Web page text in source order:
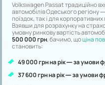
Volkswagen Passat традиційно
автомобілів Одеського
поїздок, так і для
Взявши для розрахунку на
умовну ринкову вартість
500 000 грн, бачимо, щоціна
становить:
49 000 грн на рік — за умови
37 600 грн на рік — за умови